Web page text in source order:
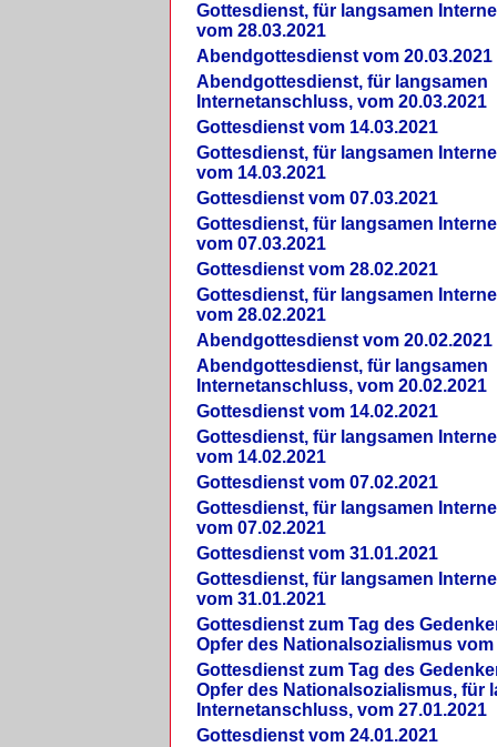
Gottesdienst, für langsamen
vom 28.03.2021
Abendgottesdienst vom 20.03.2021
Abendgottesdienst, für langsamen
Internetanschluss, vom 20.03.2021
Gottesdienst vom 14.03.2021
Gottesdienst, für langsamen
vom 14.03.2021
Gottesdienst vom 07.03.2021
Gottesdienst, für langsamen
vom 07.03.2021
Gottesdienst vom 28.02.2021
Gottesdienst, für langsamen
vom 28.02.2021
Abendgottesdienst vom 20.02.2021
Abendgottesdienst, für langsamen
Internetanschluss, vom 20.02.2021
Gottesdienst vom 14.02.2021
Gottesdienst, für langsamen
vom 14.02.2021
Gottesdienst vom 07.02.2021
Gottesdienst, für langsamen
vom 07.02.2021
Gottesdienst vom 31.01.2021
Gottesdienst, für langsamen
vom 31.01.2021
Gottesdienst zum Tag des
Opfer des Nationalsozialismus vom
Gottesdienst zum Tag des
Opfer des Nationalsozialismus, für
Internetanschluss, vom 27.01.2021
Gottesdienst vom 24.01.2021